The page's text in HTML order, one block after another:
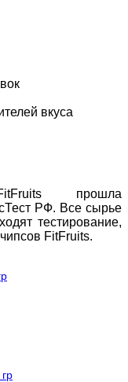
вкуса
прошла
РФ. Все сырье
тестирование,
FitFruits.